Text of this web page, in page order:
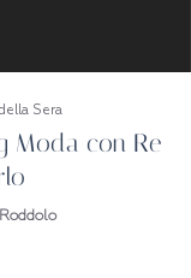
Sera
Moda con Re